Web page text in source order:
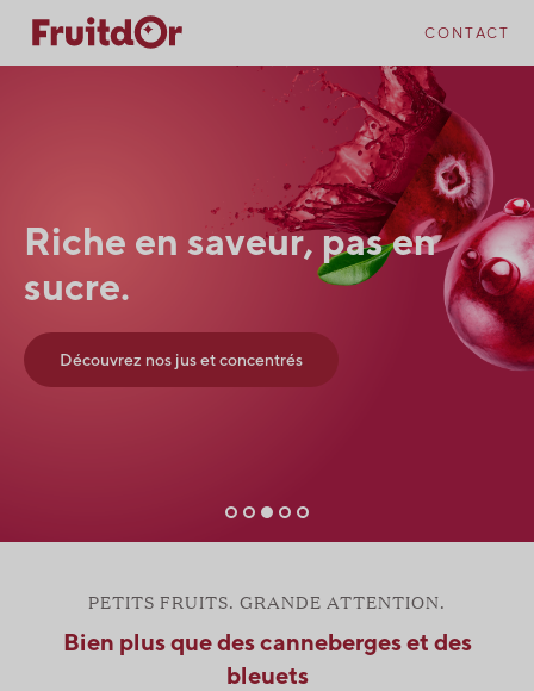
content
navigation
CONTACT
Riche en saveur, pas en
sucre.
Découvrez nos jus et concentrés
PETITS FRUITS. GRANDE ATTENTION.
Bien plus que des canneberges et des
bleuets